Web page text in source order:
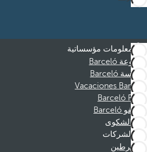
معلومات مؤسساتية
مجموعة Barceló
مؤسسة Barceló
Vacaciones Barceló
Barceló Films
موظفو Barceló
قناة الشكوى
الشركات
المنخرطين